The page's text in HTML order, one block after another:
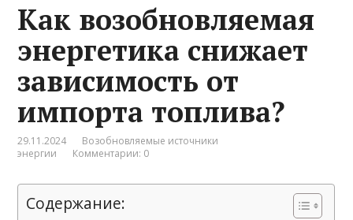
Как возобновляемая
энергетика снижает
зависимость от
импорта топлива?
29.11.2024
Возобновляемые источники
энергии
Комментарии: 0
Содержание: